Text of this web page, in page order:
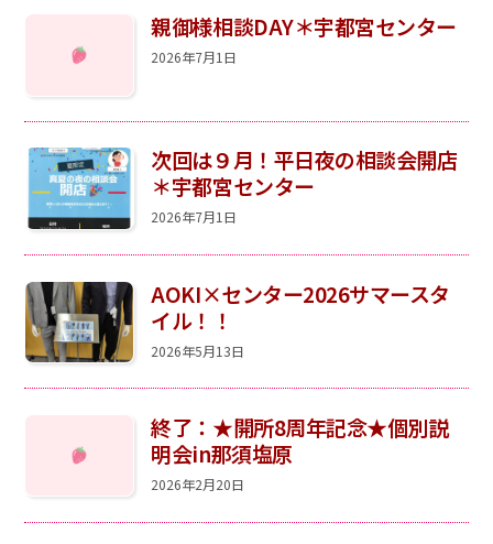
親御様相談DAY＊宇都宮センター
2026年7月1日
次回は９月！平日夜の相談会開店
＊宇都宮センター
2026年7月1日
AOKI×センター2026サマースタ
イル！！
2026年5月13日
終了：★開所8周年記念★個別説
明会in那須塩原
2026年2月20日